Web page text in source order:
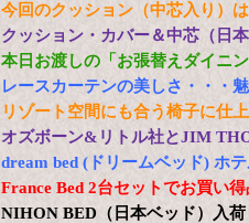
今回のクッション（中芯入り）
クッション・カバー＆中芯（日
本日お渡しの「お張替えダイニ
レースカーテンの美しさ・・・
リゾート空間にも合う椅子に仕
オズボーン&リトル社とJIM
dream bed (ドリームベッド) ホ
France Bed 2台セットでお買い得
NIHON BED（日本ベッド）入荷